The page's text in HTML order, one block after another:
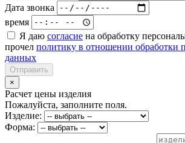
Дата звонка
время
Я даю согласие на обработку
прочел политику в отношении обработки
данных
Отправить
×
Расчет цены изделия
Пожалуйста, заполните поля.
Изделие:
Форма: